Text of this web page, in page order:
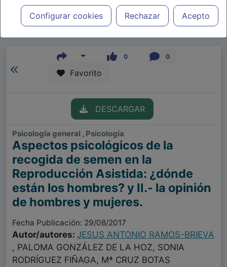
profesionales facultados prescribir medicamentos y decidir, en
cada caso concreto, el tratamiento más adecuado a las
necesidades del paciente.
Configurar cookies Rechazar Acepto
Repositorio de Artículos |Psiquiatria.com|
21 Edición | 2017
0 0
Favorito
DESCARGAR
Psicología general , Psicología
Aspectos psicológicos de la
recogida de semen en la
Reproducción Asistida: ¿dónde
están los hombres? y II.- la opinión
de hombres y mujeres.
Fecha Publicación: 29/08/2017
Autor/autores: JESUS ANTONIO RAMOS-BRIEVA
, PALOMA GONZÁLEZ DE LA HOZ, SONIA
RODRÍGUEZ FIÑAGA, Mª CRUZ BOTAS